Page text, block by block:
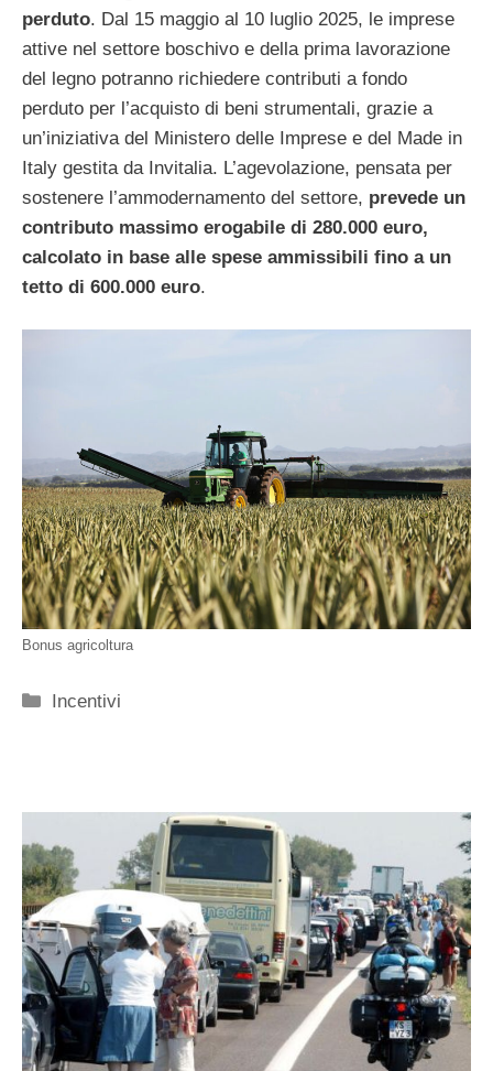
perduto. Dal 15 maggio al 10 luglio 2025, le imprese
attive nel settore boschivo e della prima lavorazione
del legno potranno richiedere contributi a fondo
perduto per l’acquisto di beni strumentali, grazie a
un’iniziativa del Ministero delle Imprese e del Made in
Italy gestita da Invitalia. L’agevolazione, pensata per
sostenere l’ammodernamento del settore, prevede un
contributo massimo erogabile di 280.000 euro,
calcolato in base alle spese ammissibili fino a un
tetto di 600.000 euro.
Bonus agricoltura
Categorie
Incentivi